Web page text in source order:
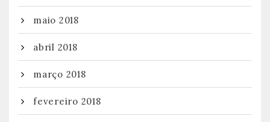
maio 2018
abril 2018
março 2018
fevereiro 2018